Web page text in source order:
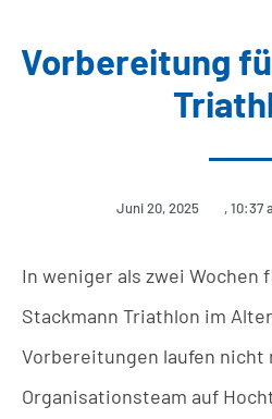
Vorbereitung
Juni 20, 2025 , 10:37
In weniger als zwei Wochen
Stackmann Triathlon im
Vorbereitungen laufen nicht
Organisationsteam auf